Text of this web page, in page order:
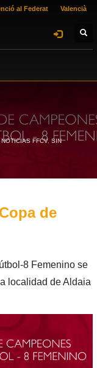
al Federat Valencià
NOTICIAS FFCV, SIN
de
8 Femenino se
localidad de Aldaia